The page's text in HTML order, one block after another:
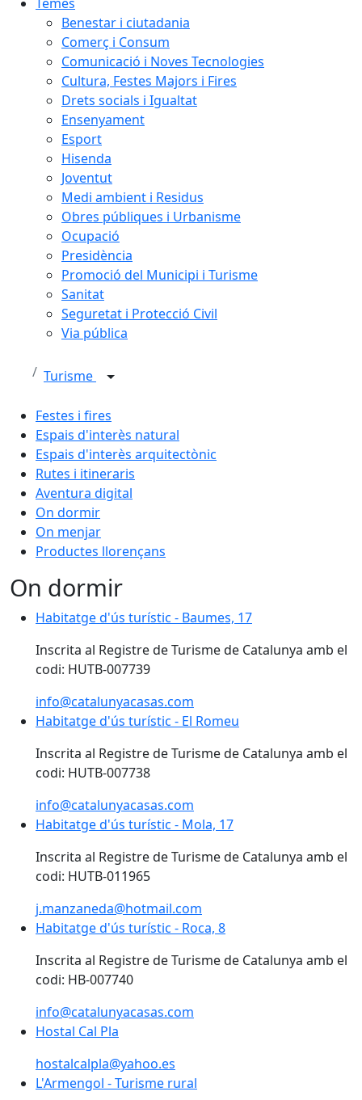
Benestar i ciutadania
Comerç i Consum
Comunicació i Noves Tecnologies
Cultura, Festes Majors i Fires
Drets socials i Igualtat
Ensenyament
Esport
Hisenda
Joventut
Medi ambient i Residus
Obres públiques i Urbanisme
Ocupació
Presidència
Promoció del Municipi i Turisme
Sanitat
Seguretat i Protecció Civil
Via pública
Turisme
Festes i fires
Espais d'interès natural
Espais d'interès arquitectònic
Rutes i itineraris
Aventura digital
On dormir
On menjar
Productes llorençans
On dormir
Habitatge d'ús turístic - Baumes, 17
Inscrita al Registre de Turisme de Catalunya amb el
codi: HUTB-007739
info@catalunyacasas.com
Habitatge d'ús turístic - El Romeu
Inscrita al Registre de Turisme de Catalunya amb el
codi: HUTB-007738
info@catalunyacasas.com
Habitatge d'ús turístic - Mola, 17
Inscrita al Registre de Turisme de Catalunya amb el
codi: HUTB-011965
j.manzaneda@hotmail.com
Habitatge d'ús turístic - Roca, 8
Inscrita al Registre de Turisme de Catalunya amb el
codi: HB-007740
info@catalunyacasas.com
Hostal Cal Pla
hostalcalpla@yahoo.es
L'Armengol - Turisme rural